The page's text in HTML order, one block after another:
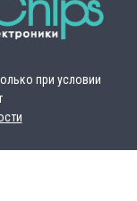
при условии